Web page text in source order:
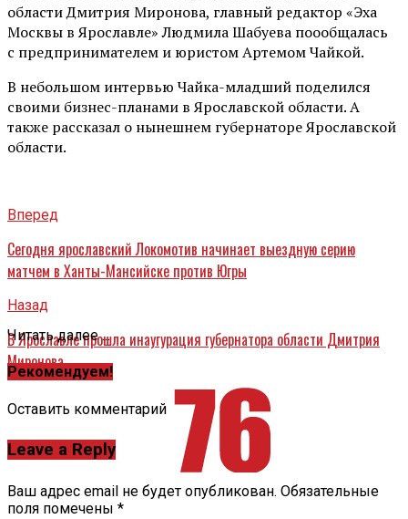
области Дмитрия Миронова, главный редактор «Эха
Москвы в Ярославле» Людмила Шабуева поообщалась
с предпринимателем и юристом Артемом Чайкой.
В небольшом интервью Чайка-младший поделился
своими бизнес-планами в Ярославской области. А
также рассказал о нынешнем губернаторе Ярославской
области.
Вперед
Сегодня ярославский Локомотив начинает выездную серию
матчем в Ханты-Мансийске против Югры
Назад
В Ярославле прошла инаугурация губернатора области Дмитрия
Миронова
Читать далее ...
Рекомендуем!
Оставить комментарий
Leave a Reply
Ваш адрес email не будет опубликован. Обязательные
поля помечены *